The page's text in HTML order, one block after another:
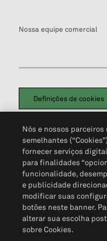
Nossa equipe comercial
Definições de cookies
Política de Privacidade
Não Venda Minhas
Nós e nossos
semelhantes
fornecer serviços
para finalidades
funcionalidade,
e publicidade
modificar suas
botões neste banner.
alterar sua escolha
sobre Cookies.